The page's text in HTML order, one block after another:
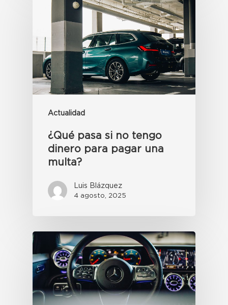
Actualidad
¿Qué pasa si no tengo
dinero para pagar una
multa?
Luis Blázquez
4 agosto, 2025